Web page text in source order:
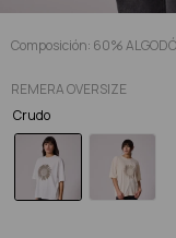
Composición: 60%
REMERA OVERSIZE
Crudo